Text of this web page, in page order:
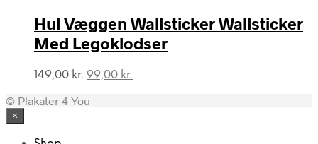
Hul Væggen Wallsticker Wallsticker
Med Legoklodser
149,00kr. Den
pris
99,00 kr.
© Plakater 4 You
×